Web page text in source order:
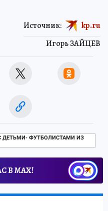
Игорь ЗАЙЦЕВ
Источник: kp.ru
ДЕТЬМИ- ФУТБОЛИСТАМИ ИЗ
В МАХ!